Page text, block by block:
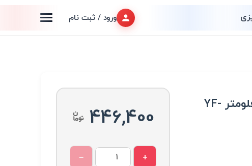
ورود / ثبت نام
سنسور جریان آب فلومتر YF-
446,400
+
−